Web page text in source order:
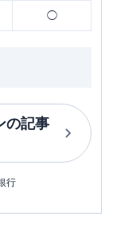
◯
の記事
行